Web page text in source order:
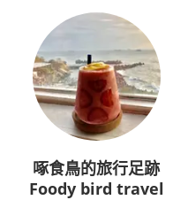
啄食鳥的旅行足跡
Foody bird travel